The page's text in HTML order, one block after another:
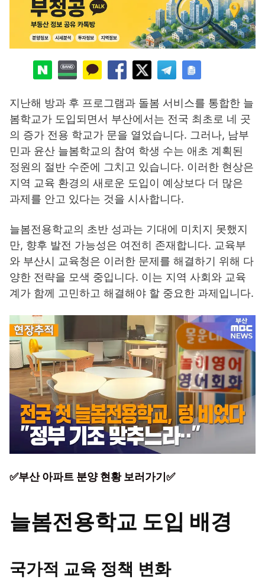
지난해 방과 후 프로그램과 돌봄 서비스를 통합한 늘
봄학교가 도입되면서 부산에서는 전국 최초로 네 곳
의 증가 전용 학교가 문을 열었습니다. 그러나, 남부
민과 윤산 늘봄학교의 참여 학생 수는 애초 계획된
정원의 절반 수준에 그치고 있습니다. 이러한 현상은
지역 교육 환경의 새로운 도입이 예상보다 더 많은
과제를 안고 있다는 것을 시사합니다.
늘봄전용학교의 초반 성과는 기대에 미치지 못했지
만, 향후 발전 가능성은 여전히 존재합니다. 교육부
와 부산시 교육청은 이러한 문제를 해결하기 위해 다
양한 전략을 모색 중입니다. 이는 지역 사회와 교육
계가 함께 고민하고 해결해야 할 중요한 과제입니다.
✅부산 아파트 분양 현황 보러가기✅
늘봄전용학교 도입 배경
국가적 교육 정책 변화